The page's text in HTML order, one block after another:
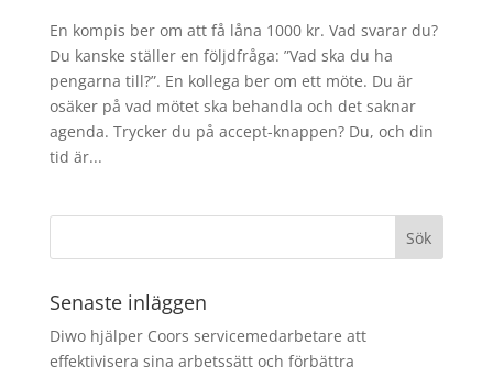
En kompis ber om att få låna 1000 kr. Vad svarar du?
Du kanske ställer en följdfråga: ”Vad ska du ha
pengarna till?”. En kollega ber om ett möte. Du är
osäker på vad mötet ska behandla och det saknar
agenda. Trycker du på accept-knappen? Du, och din
tid är...
Senaste inläggen
Diwo hjälper Coors servicemedarbetare att
effektivisera sina arbetssätt och förbättra